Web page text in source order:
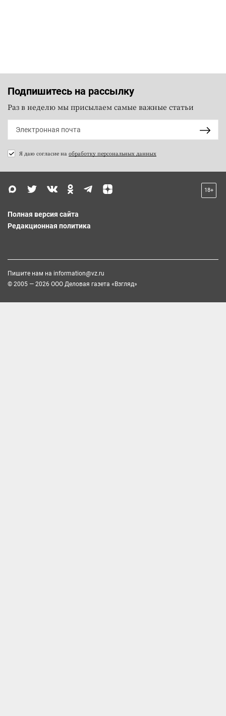
Подпишитесь на рассылку
Раз в неделю мы присылаем самые важные статьи
Я даю согласие на обработку персональных данных
18+
Полная версия сайта
Редакционная политика
Пишите нам на information@vz.ru
© 2005 — 2026 ООО Деловая газета «Взгляд»